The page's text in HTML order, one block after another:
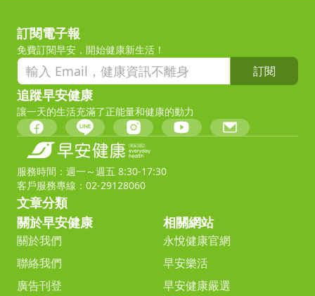
訂閱電子報
免費訂閱早安，開始健康新生活！
訂閱
追蹤早安健康
讓一天的生活充滿了正能量和健康的動力
服務時間：週一～週五 8:30-17:30
客戶服務專線：02-29128060
文章分類
關於早安健康
關於我們
聯絡我們
廣告刊登
相關網站
永悅健康官網
早安樂活
早安健康嚴選